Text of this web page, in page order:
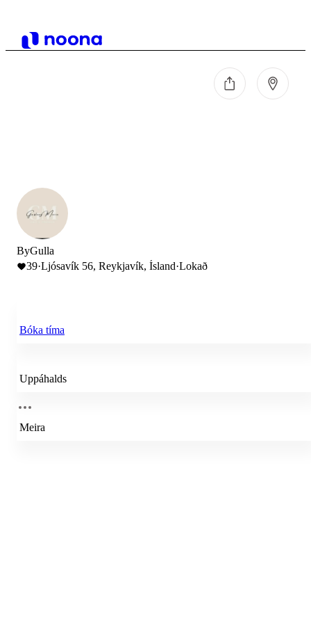
ByGulla
39·Ljósavík 56, Reykjavík, Ísland·Lokað
Bóka tíma
Uppáhalds
Meira